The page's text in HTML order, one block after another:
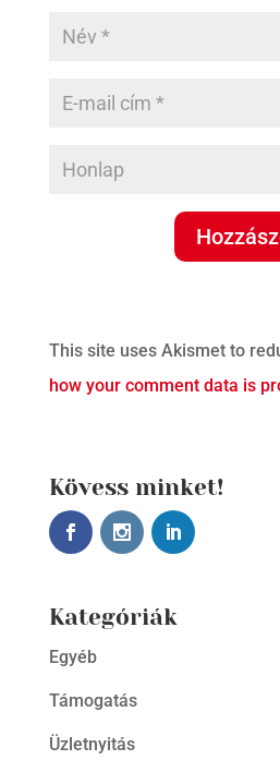
This site uses Akismet to
how your comment data is
Kövess minket!
Kategóriák
Egyéb
Támogatás
Üzletnyitás